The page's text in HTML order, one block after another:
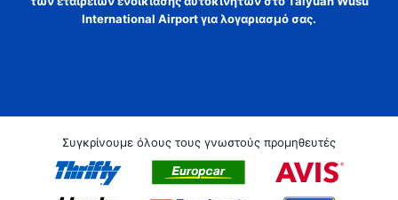
International Airport για λογαριασμό σας.
Συγκρίνουμε όλους τους γνωστούς προμηθευτές